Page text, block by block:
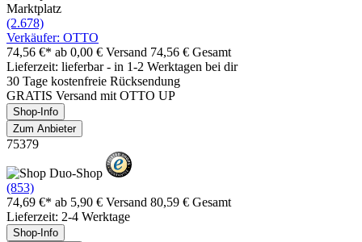
Marktplatz
(2.678)
Verkäufer: OTTO
74,56 €* ab 0,00 € Versand 74,56 € Gesamt
Lieferzeit: lieferbar - in 1-2 Werktagen bei dir
30 Tage kostenfreie Rücksendung
GRATIS Versand mit OTTO UP
Shop-Info
Zum Anbieter
75379
(853)
74,69 €* ab 5,90 € Versand 80,59 € Gesamt
Lieferzeit: 2-4 Werktage
Shop-Info